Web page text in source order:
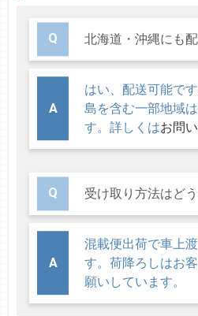
北海道・沖縄にも
はい、配送可能で
島を含む一部地域
す。詳しくはお問
受け取り方法はど
混載便出荷で車上
す。荷降ろしはお
願いしています。